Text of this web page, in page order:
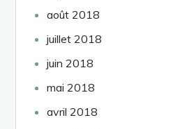
août 2018
juillet 2018
juin 2018
mai 2018
avril 2018